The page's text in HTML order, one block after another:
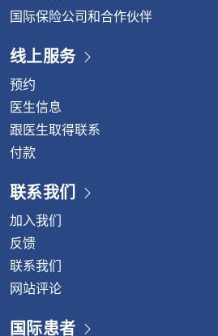
国际保险公司和合作伙伴
线上服务
预约
医生信息
跟医生取得联系
付款
联系我们
加入我们
反馈
联系我们
网站评论
国际患者